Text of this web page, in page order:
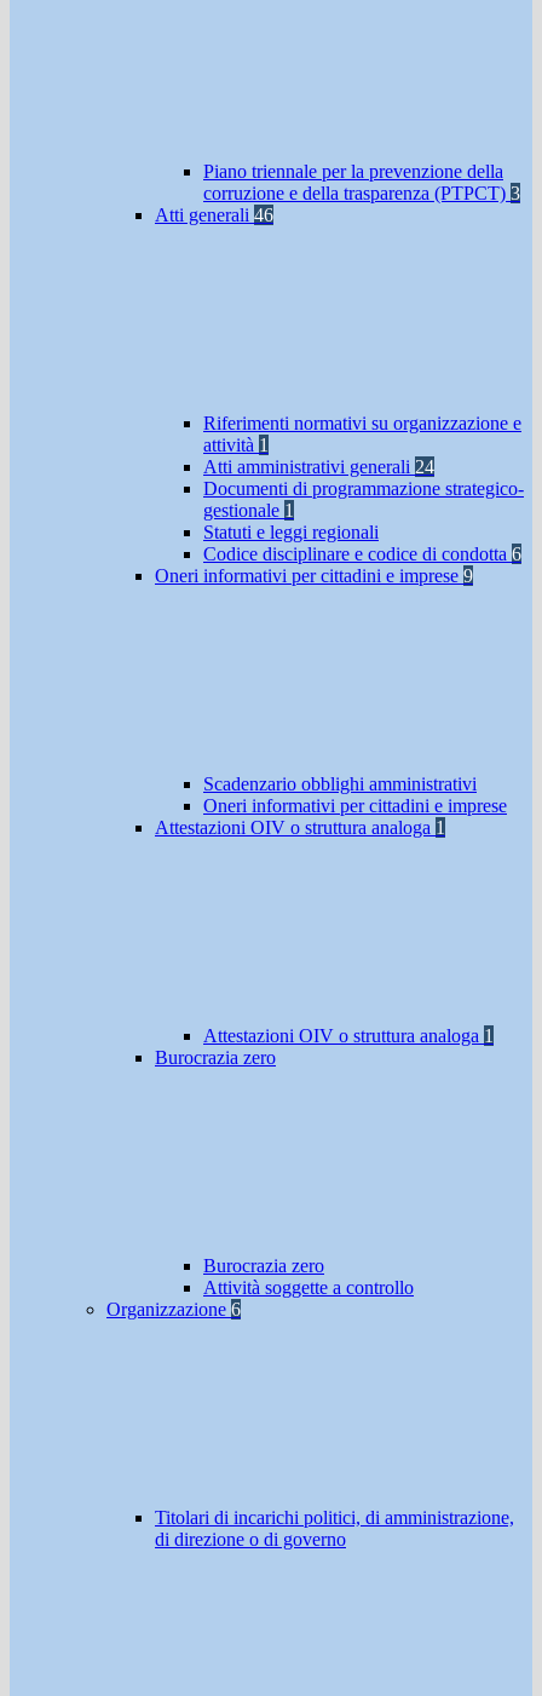
Piano triennale per la prevenzione della
corruzione e della trasparenza (PTPCT) 3
Atti generali 46
Riferimenti normativi su organizzazione e
attività 1
Atti amministrativi generali 24
Documenti di programmazione strategico-
gestionale 1
Statuti e leggi regionali
Codice disciplinare e codice di condotta 6
Oneri informativi per cittadini e imprese 9
Scadenzario obblighi amministrativi
Oneri informativi per cittadini e imprese
Attestazioni OIV o struttura analoga 1
Attestazioni OIV o struttura analoga 1
Burocrazia zero
Burocrazia zero
Attività soggette a controllo
Organizzazione 6
Titolari di incarichi politici, di amministrazione,
di direzione o di governo